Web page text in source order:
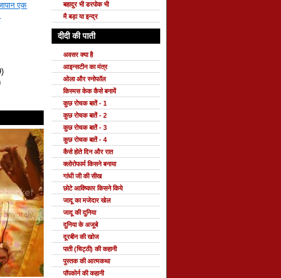
एक
बहादुर भी डरपोक भी
मै बड़ा या इन्द्र
दीदी की पाती
अवसर क्या है
आइन्सटीन का मंत्र
ओला और स्नोफॉल
किस्मस केक कैसे बनायें
कुछ रोचक बातें - 1
कुछ रोचक बातें - 2
कुछ रोचक बातें - 3
कुछ रोचक बातें - 4
कैसे होते दिन और रात
क्लोरोफार्म किसने बनाया
गांधी जी की सीख
छोटे आविष्कार किसने किये
जादू का मजेदार खेल
जादू की दुनिया
दुनिया के अजूबे
दूरबीन की खोज
पाती (चिट्ठी) की कहानी
पुस्तक की आत्मकथा
पॉपकोर्न की कहानी